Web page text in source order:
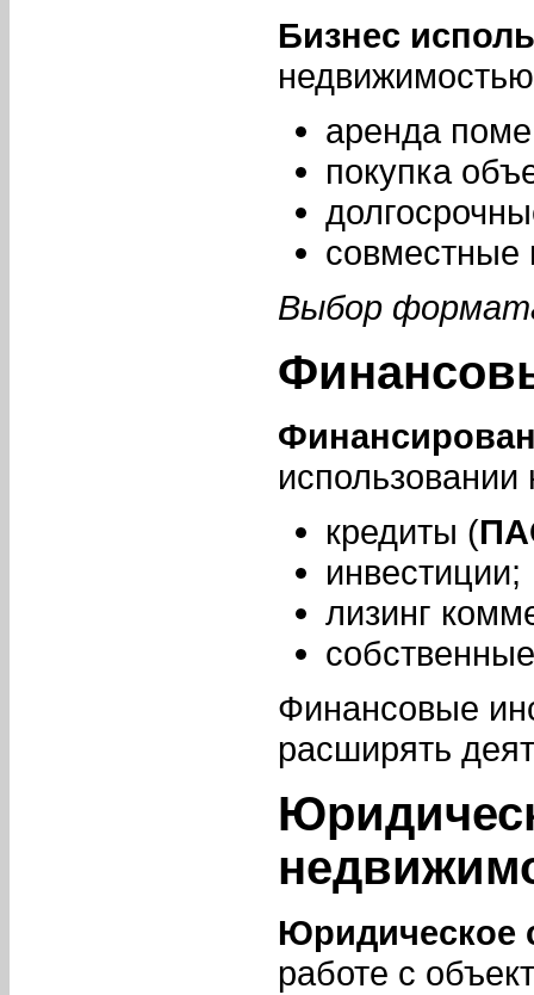
Бизнес
аренда
покупка
совместные
Выбор
кредиты (
инвестиции;
лизинг
Финансовые
расширять
Юридическое
работе с